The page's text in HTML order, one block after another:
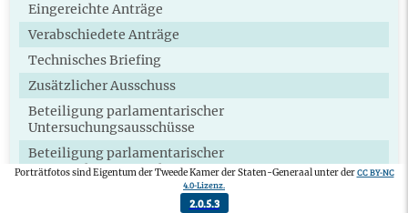
Eingereichte Anträge
Verabschiedete Anträge
Technisches Briefing
Zusätzlicher Ausschuss
Beteiligung parlamentarischer
Untersuchungsausschüsse
Beteiligung parlamentarischer
Untersuchungsausschüsse
Porträtfotos sind Eigentum der Tweede Kamer der Staten-Generaal unter derCC BY-NC
4.0-Lizenz.
2.0.5.3